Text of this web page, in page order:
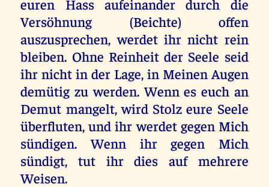
euren Hass aufeinander durch die
Versöhnung (Beichte) offen
auszusprechen, werdet ihr nicht rein
bleiben. Ohne Reinheit der Seele seid
ihr nicht in der Lage, in Meinen Augen
demütig zu werden. Wenn es euch an
Demut mangelt, wird Stolz eure Seele
überfluten, und ihr werdet gegen Mich
sündigen. Wenn ihr gegen Mich
sündigt, tut ihr dies auf mehrere
Weisen.